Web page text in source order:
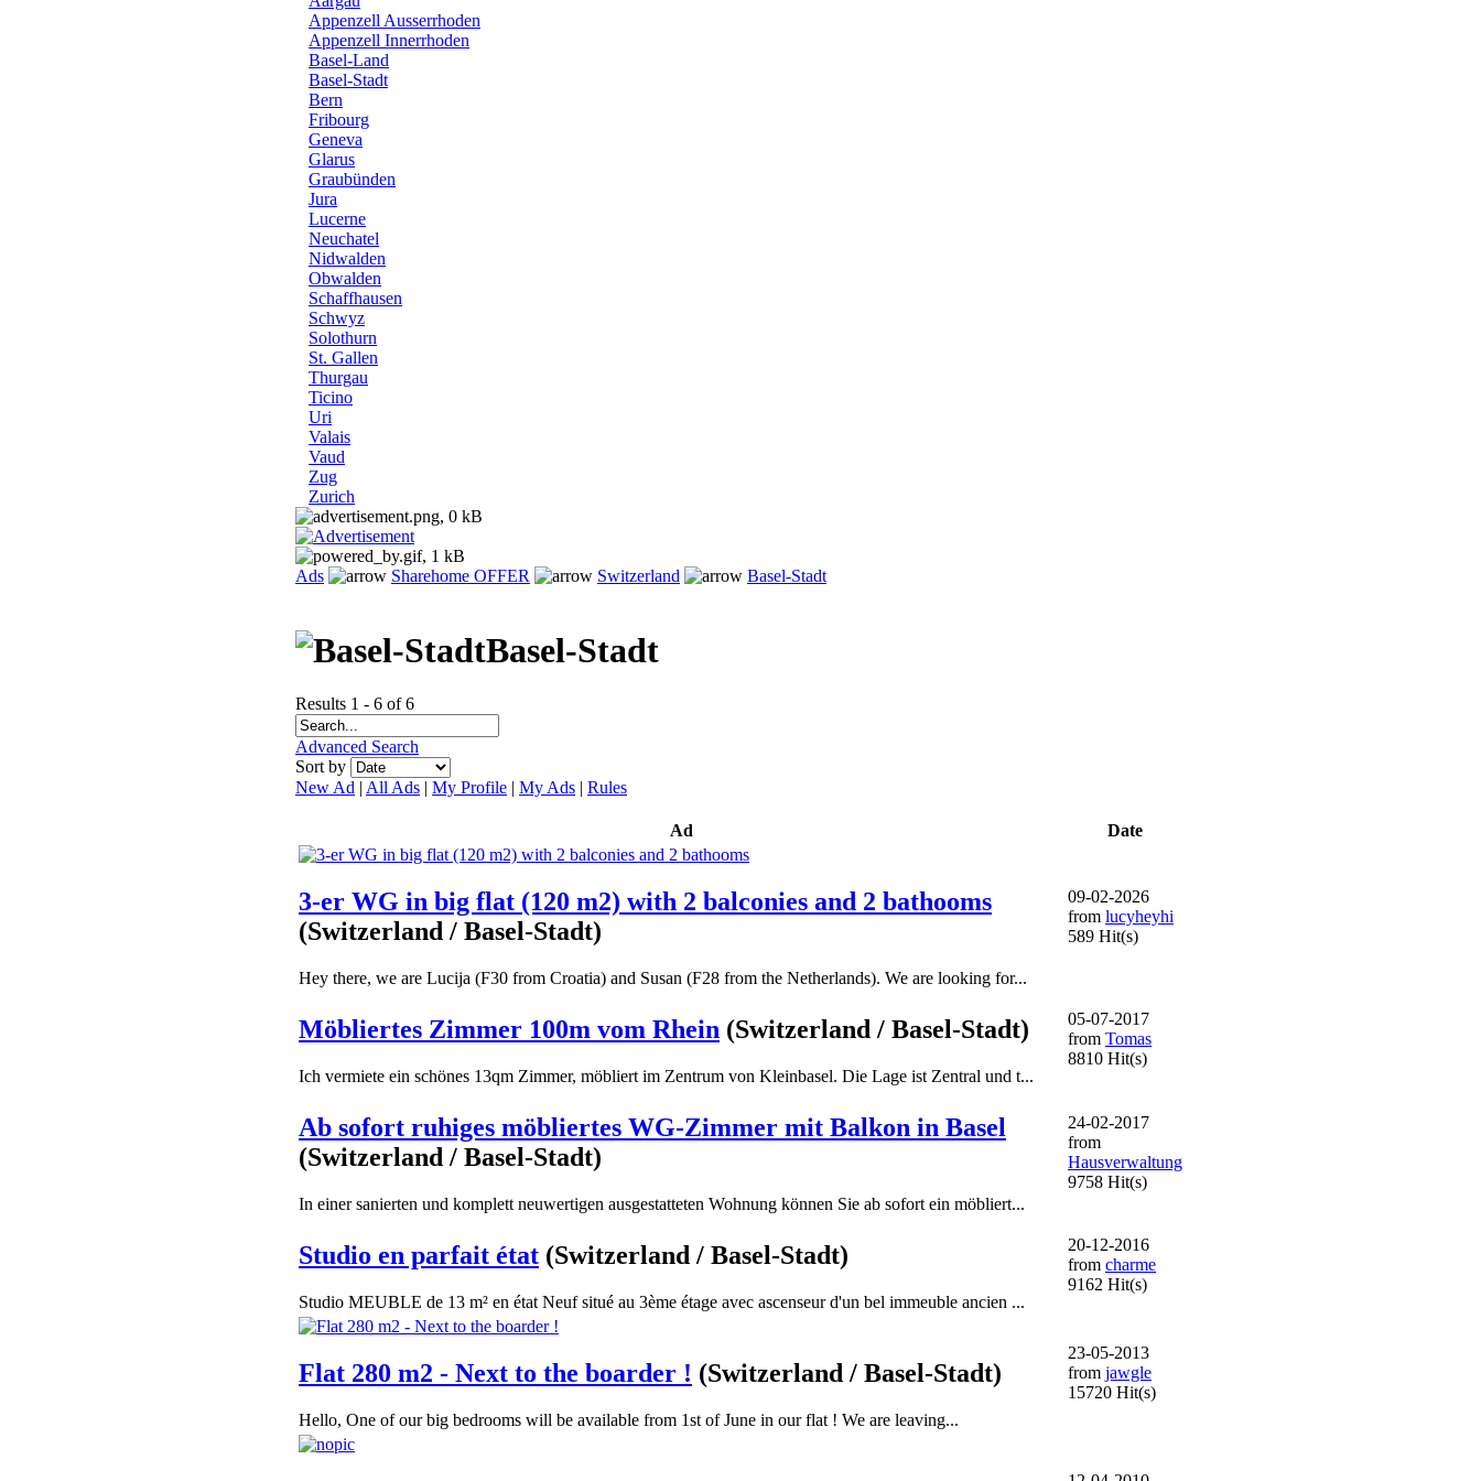
Appenzell Ausserrhoden
Appenzell Innerrhoden
Basel-Land
Basel-Stadt
Bern
Fribourg
Geneva
Glarus
Graubünden
Jura
Lucerne
Neuchatel
Nidwalden
Obwalden
Schaffhausen
Schwyz
Solothurn
St. Gallen
Thurgau
Ticino
Uri
Valais
Vaud
Zug
Zurich
Ads Sharehome OFFER Switzerland Basel-Stadt
Basel-Stadt
Results 1 - 6 of 6
Advanced Search
Sort by
New Ad | All Ads | My Profile | My Ads | Rules
Ad Date
3-er WG in big flat (120 m2) with 2 balconies and 2 bathooms
(Switzerland / Basel-Stadt)
Hey there, we are Lucija (F30 from Croatia) and Susan (F28 from the Netherlands). We are looking for...
09-02-2026
from lucyheyhi
589 Hit(s)
Möbliertes Zimmer 100m vom Rhein (Switzerland / Basel-Stadt)
Ich vermiete ein schönes 13qm Zimmer, möbliert im Zentrum von Kleinbasel. Die Lage ist Zentral und t...
05-07-2017
from Tomas
8810 Hit(s)
Ab sofort ruhiges möbliertes WG-Zimmer mit Balkon in Basel
(Switzerland / Basel-Stadt)
In einer sanierten und komplett neuwertigen ausgestatteten Wohnung können Sie ab sofort ein möbliert...
24-02-2017
from
Hausverwaltung
9758 Hit(s)
Studio en parfait état (Switzerland / Basel-Stadt)
Studio MEUBLE de 13 m² en état Neuf situé au 3ème étage avec ascenseur d'un bel immeuble ancien ...
20-12-2016
from charme
9162 Hit(s)
Flat 280 m2 - Next to the boarder ! (Switzerland / Basel-Stadt)
Hello, One of our big bedrooms will be available from 1st of June in our flat ! We are leaving...
23-05-2013
from jawgle
15720 Hit(s)